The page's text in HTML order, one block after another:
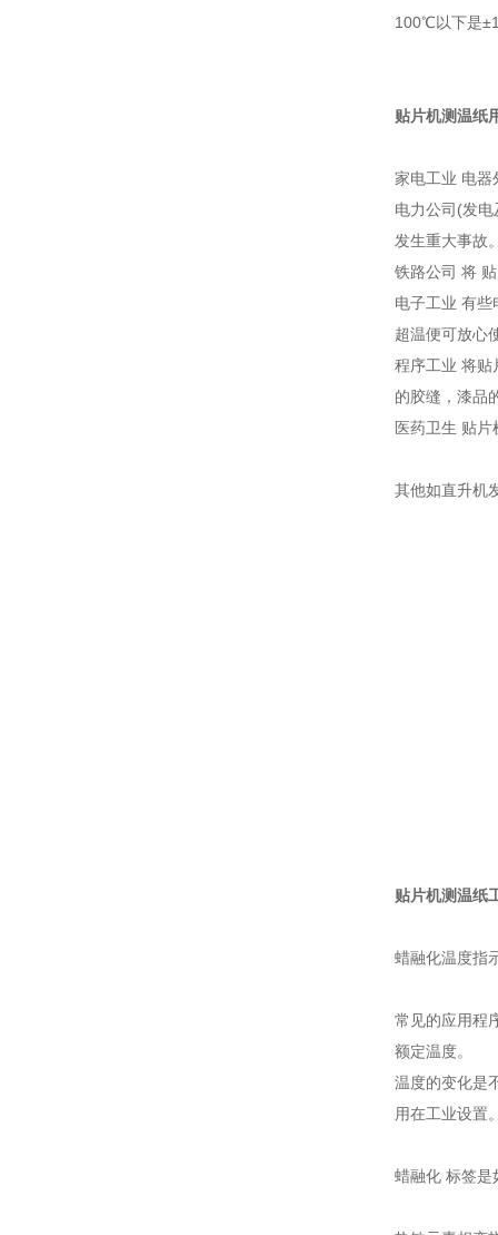
100℃以下是
贴片机测温纸
家电工业 电器
电力公司(发
发生重大事故
铁路公司 将
电子工业 有
超温便可放心
程序工业 将贴
的胶缝，漆品
医药卫生 贴
其他如直升机
贴片机测温纸
蜡融化温度指
常见的应用程
额定温度。
温度的变化是
用在工业设置
蜡融化 标签是